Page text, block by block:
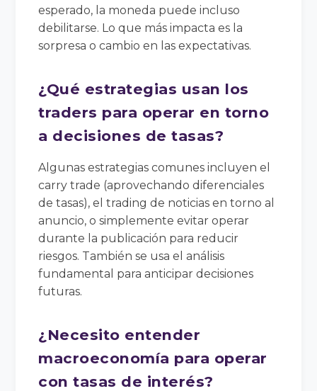
esperado, la moneda puede incluso
debilitarse. Lo que más impacta es la
sorpresa o cambio en las expectativas.
¿Qué estrategias usan los
traders para operar en torno
a decisiones de tasas?
Algunas estrategias comunes incluyen el
carry trade (aprovechando diferenciales
de tasas), el trading de noticias en torno al
anuncio, o simplemente evitar operar
durante la publicación para reducir
riesgos. También se usa el análisis
fundamental para anticipar decisiones
futuras.
¿Necesito entender
macroeconomía para operar
con tasas de interés?